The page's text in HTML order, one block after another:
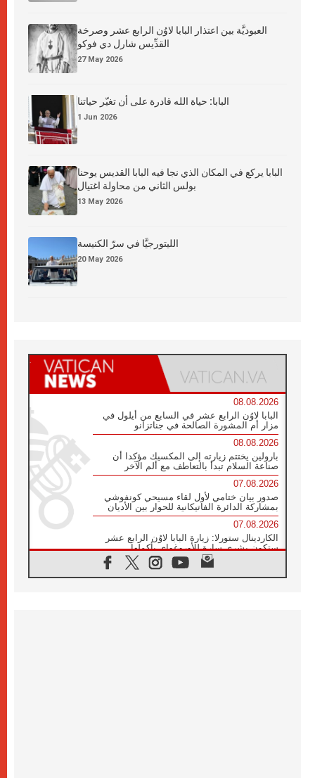
العبوديَّة بين اعتذار البابا لاوُن الرابع عشر وصرخة
القدِّيس شارل دي فوكو
27 May 2026
البابا: حياة الله قادرة على أن تغيّر حياتنا
1 Jun 2026
البابا يركع في المكان الذي نجا فيه البابا القديس يوحنا
بولس الثاني من محاولة اغتيال
13 May 2026
الليتورجيَّا في سرّ الكنيسة
20 May 2026
08.08.2026
البابا لاوُن الرابع عشر في السابع من أيلول في
مزار أم المشورة الصالحة في جناتزانو
08.08.2026
بارولين يختتم زيارته إلى المكسيك مؤكدا أن
صناعة السلام تبدأ بالتعاطف مع ألم الآخر
07.08.2026
صدور بيان ختامي لأول لقاء مسيحي كونفوشي
بمشاركة الدائرة الفاتيكانية للحوار بين الأديان
07.08.2026
الكاردينال ستورلا: زيارة البابا لاوُن الرابع عشر
ستكون بشرى سارة للأوروغواي بأكملها
الفاتيكان يعلن برنامج الزيارة الرسولية للبابا لاوُن